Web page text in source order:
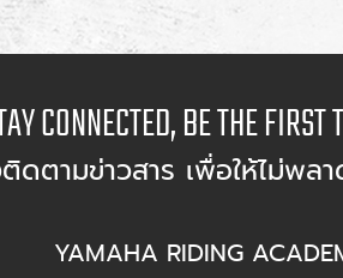
CONNECTED, BE THE FIRST
ดตามข่าวสาร เพื่อให้ไม่พลา
YAMAHA RIDING